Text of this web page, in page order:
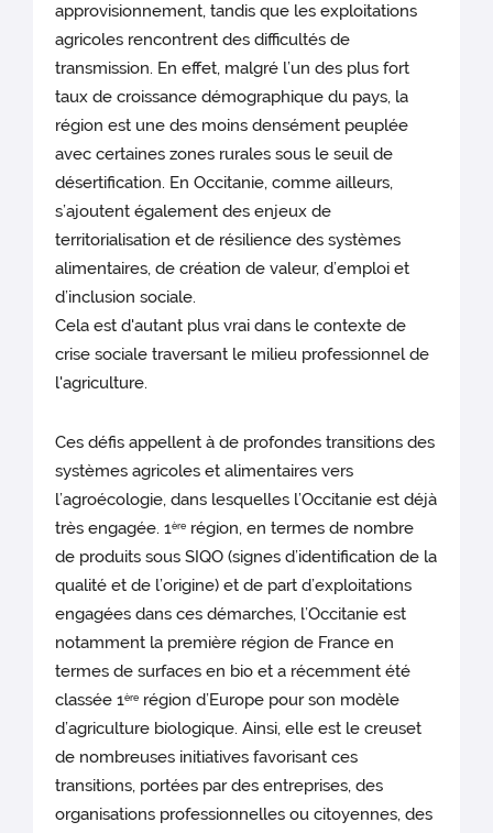
approvisionnement, tandis que les exploitations
agricoles rencontrent des difficultés de
transmission. En effet, malgré l’un des plus fort
taux de croissance démographique du pays, la
région est une des moins densément peuplée
avec certaines zones rurales sous le seuil de
désertification. En Occitanie, comme ailleurs,
s’ajoutent également des enjeux de
territorialisation et de résilience des systèmes
alimentaires, de création de valeur, d’emploi et
d’inclusion sociale.
Cela est d'autant plus vrai dans le contexte de
crise sociale traversant le milieu professionnel de
l'agriculture.
Ces défis appellent à de profondes transitions des
systèmes agricoles et alimentaires vers
l’agroécologie, dans lesquelles l’Occitanie est déjà
très engagée. 1ère région, en termes de nombre
de produits sous SIQO (signes d’identification de la
qualité et de l’origine) et de part d’exploitations
engagées dans ces démarches, l’Occitanie est
notamment la première région de France en
termes de surfaces en bio et a récemment été
classée 1ère région d’Europe pour son modèle
d’agriculture biologique. Ainsi, elle est le creuset
de nombreuses initiatives favorisant ces
transitions, portées par des entreprises, des
organisations professionnelles ou citoyennes, des